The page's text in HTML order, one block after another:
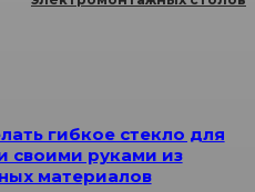
гибкое стекло для
своими руками из
материалов